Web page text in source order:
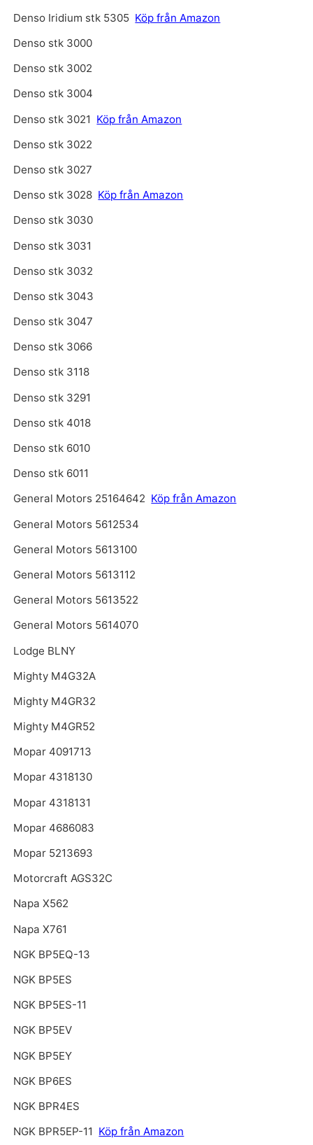
Denso Iridium stk 5305 Köp från Amazon
Denso stk 3000
Denso stk 3002
Denso stk 3004
Denso stk 3021 Köp från Amazon
Denso stk 3022
Denso stk 3027
Denso stk 3028 Köp från Amazon
Denso stk 3030
Denso stk 3031
Denso stk 3032
Denso stk 3043
Denso stk 3047
Denso stk 3066
Denso stk 3118
Denso stk 3291
Denso stk 4018
Denso stk 6010
Denso stk 6011
General Motors 25164642 Köp från Amazon
General Motors 5612534
General Motors 5613100
General Motors 5613112
General Motors 5613522
General Motors 5614070
Lodge BLNY
Mighty M4G32A
Mighty M4GR32
Mighty M4GR52
Mopar 4091713
Mopar 4318130
Mopar 4318131
Mopar 4686083
Mopar 5213693
Motorcraft AGS32C
Napa X562
Napa X761
NGK BP5EQ-13
NGK BP5ES
NGK BP5ES-11
NGK BP5EV
NGK BP5EY
NGK BP6ES
NGK BPR4ES
NGK BPR5EP-11 Köp från Amazon